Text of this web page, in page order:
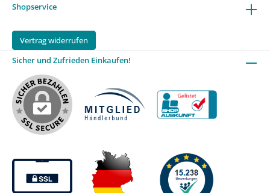
Shopservice
Vertrag widerrufen
Sicher und Zufrieden Einkaufen!